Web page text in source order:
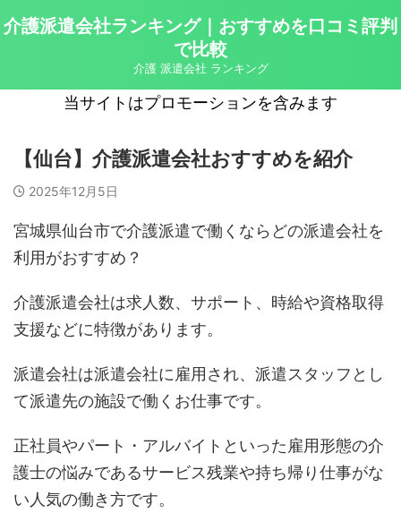
介護派遣会社ランキング｜おすすめを口コミ評判
で比較
介護 派遣会社 ランキング
当サイトはプロモーションを含みます
【仙台】介護派遣会社おすすめを紹介
2025年12月5日
宮城県仙台市で介護派遣で働くならどの派遣会社を
利用がおすすめ？
介護派遣会社は求人数、サポート、時給や資格取得
支援などに特徴があります。
派遣会社は派遣会社に雇用され、派遣スタッフとし
て派遣先の施設で働くお仕事です。
正社員やパート・アルバイトといった雇用形態の介
護士の悩みであるサービス残業や持ち帰り仕事がな
い人気の働き方です。